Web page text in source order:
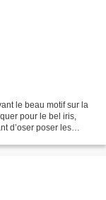
le beau motif sur la
pour le bel iris,
d’oser poser les